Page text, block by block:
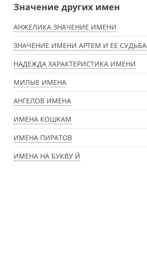
Значение других имен
АНЖЕЛИКА ЗНАЧЕНИЕ ИМЕНИ
ЗНАЧЕНИЕ ИМЕНИ АРТЕМ И ЕЕ СУДЬБА
НАДЕЖДА ХАРАКТЕРИСТИКА ИМЕНИ
МИЛЫЕ ИМЕНА
АНГЕЛОВ ИМЕНА
ИМЕНА КОШКАМ
ИМЕНА ПИРАТОВ
ИМЕНА НА БУКВУ Й